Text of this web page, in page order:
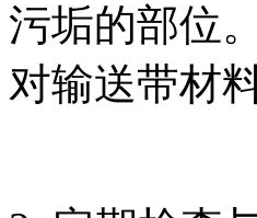
污垢的部位
对输送带材